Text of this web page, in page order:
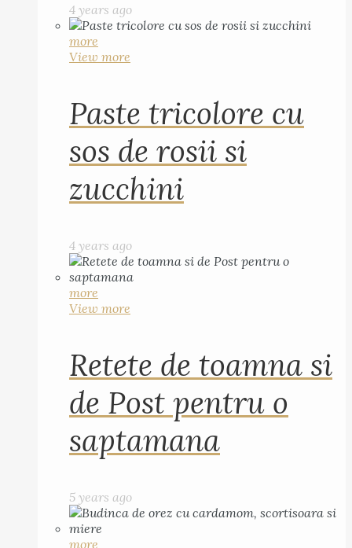
4 years ago
more
View more
Paste tricolore cu
sos de rosii si
zucchini
4 years ago
more
View more
Retete de toamna si
de Post pentru o
saptamana
5 years ago
more